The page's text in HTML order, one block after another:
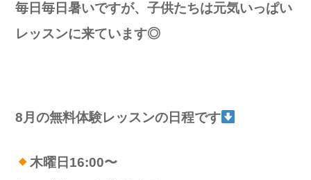
毎日毎日暑いですが、子供たちは元気いっぱい
レッスンに来ています◎
8月の無料体験レッスンの日程です
木曜日16:00〜